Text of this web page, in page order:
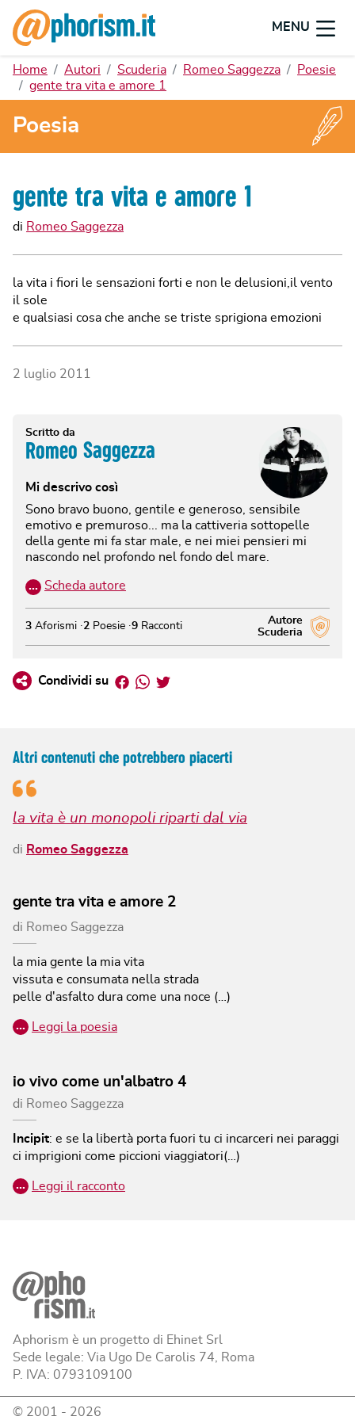
MENU
Home Autori Scuderia Romeo Saggezza
Poesie
gente tra vita e amore 1
Poesia
gente tra vita e amore 1
di Romeo Saggezza
la vita i fiori le sensazioni forti e non le delusioni,il vento
il sole
e qualsiasi cosa che anche se triste sprigiona emozioni
2 luglio 2011
Scritto da
Romeo Saggezza
Mi descrivo così
Sono bravo buono, gentile e generoso, sensibile
emotivo e premuroso... ma la cattiveria sottopelle
della gente mi fa star male, e nei miei pensieri mi
nascondo nel profondo nel fondo del mare.
… Scheda autore
Autore
Scuderia
3 Aforismi 2 Poesie 9 Racconti
Condividi su Facebook
Whatsapp
Twitter
Altri contenuti che potrebbero piacerti
la vita è un monopoli riparti dal via
di Romeo Saggezza
gente tra vita e amore 2
di Romeo Saggezza
la mia gente la mia vita
vissuta e consumata nella strada
pelle d'asfalto dura come una noce (…)
… Leggi la poesia
io vivo come un'albatro 4
di Romeo Saggezza
Incipit: e se la libertà porta fuori tu ci incarceri nei paraggi
ci imprigioni come piccioni viaggiatori(…)
… Leggi il racconto
Aphorism è un progetto di Ehinet Srl
Sede legale: Via Ugo De Carolis 74, Roma
P. IVA: 0793109100
© 2001 - 2026